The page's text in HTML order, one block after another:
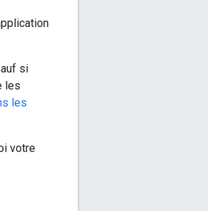
si
les
les
votre